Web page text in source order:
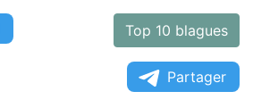
Top 10 blagues
Partager